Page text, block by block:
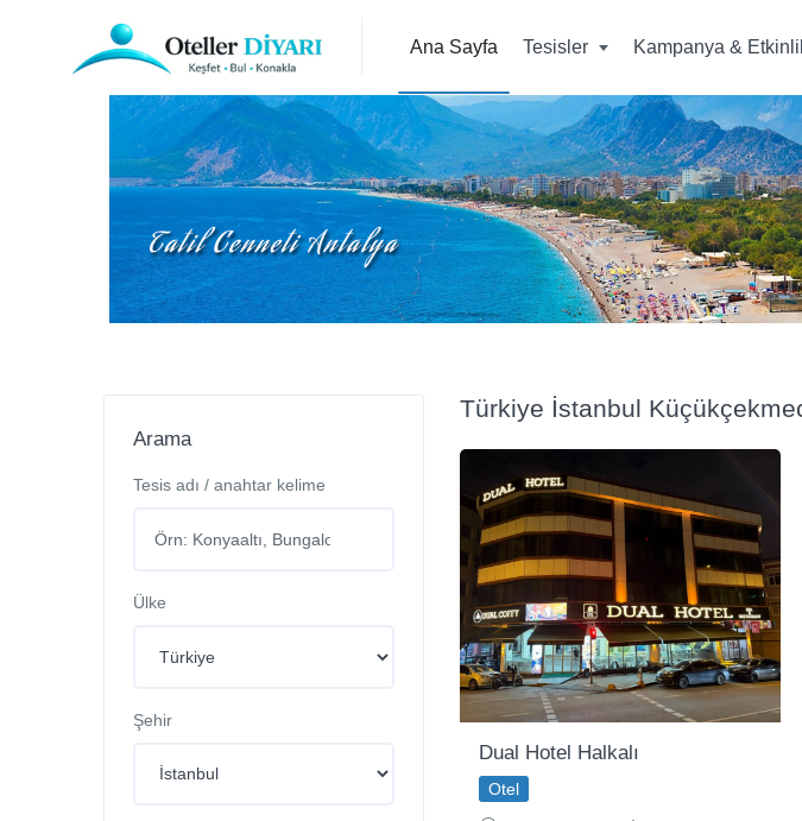
Ana Sayfa Tesisler Kampanya &
Arama
Tesis adı / anahtar kelime
Ülke
Şehir
Türkiye İstanbul
Dual Hotel Halkalı
Otel